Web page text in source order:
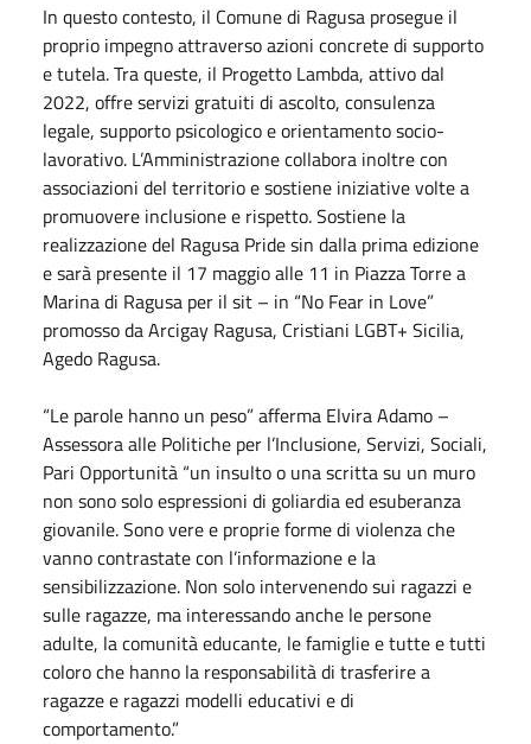
In questo contesto, il Comune di Ragusa prosegue il
proprio impegno attraverso azioni concrete di supporto
e tutela. Tra queste, il Progetto Lambda, attivo dal
2022, offre servizi gratuiti di ascolto, consulenza
legale, supporto psicologico e orientamento socio-
lavorativo. L’Amministrazione collabora inoltre con
associazioni del territorio e sostiene iniziative volte a
promuovere inclusione e rispetto. Sostiene la
realizzazione del Ragusa Pride sin dalla prima edizione
e sarà presente il 17 maggio alle 11 in Piazza Torre a
Marina di Ragusa per il sit – in “No Fear in Love”
promosso da Arcigay Ragusa, Cristiani LGBT+ Sicilia,
Agedo Ragusa.
“Le parole hanno un peso” afferma Elvira Adamo –
Assessora alle Politiche per l’Inclusione, Servizi, Sociali,
Pari Opportunità “un insulto o una scritta su un muro
non sono solo espressioni di goliardia ed esuberanza
giovanile. Sono vere e proprie forme di violenza che
vanno contrastate con l’informazione e la
sensibilizzazione. Non solo intervenendo sui ragazzi e
sulle ragazze, ma interessando anche le persone
adulte, la comunità educante, le famiglie e tutte e tutti
coloro che hanno la responsabilità di trasferire a
ragazze e ragazzi modelli educativi e di
comportamento.”